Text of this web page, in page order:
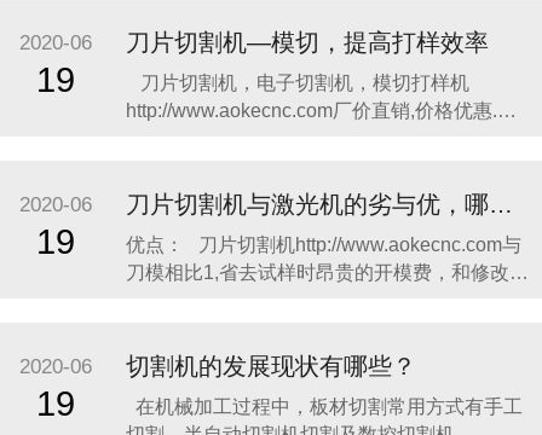
2020-06
19
刀片切割机—模切，提高打样效率
​​刀片切割机，电子切割机，模切打样机
http://www.aokecnc.com​厂价直销,价格优惠.奥
胶、柔性线路板、绝缘材料、特种胶粘带、光
学材料、薄膜按键开
2020-06
19
刀片切割机与激光机的劣与优，哪个更合适你?
​优点： 刀片切割机http://www.aokecnc.com与
刀模相比1,省去试样时昂贵的开模费，和修改试
月的开模费，便可购一台切割机了，这也是绘
图切割机迅速取代刀模打样的主要原因之一,传
统刀
2020-06
19
切割机的发展现状有哪些？
在机械加工过程中，板材切割常用方式有手工